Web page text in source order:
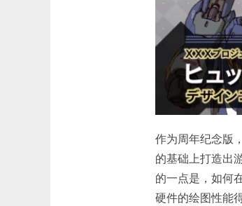
作为周年纪念版
的基础上打造出
的一点是，如何
硬件的绘图性能